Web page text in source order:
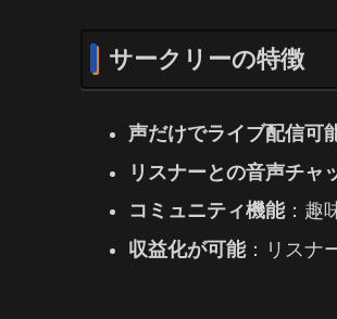
サークリーの特徴
声だけでライブ配信可
リスナーとの音声チャ
コミュニティ機能：趣
収益化が可能：リスナ